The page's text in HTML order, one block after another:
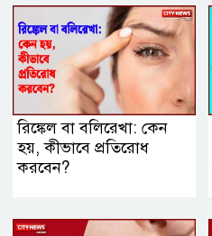
রিঙ্কেল বা বলিরেখা: কেন
হয়, কীভাবে প্রতিরোধ
করবেন?